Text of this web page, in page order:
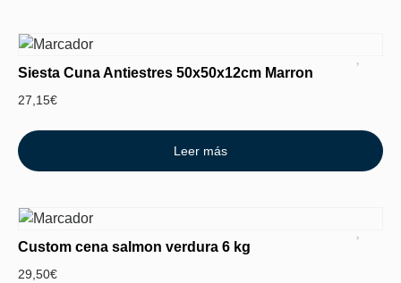
Siesta Cuna Antiestres 50x50x12cm Marron
27,15€
Leer más
Custom cena salmon verdura 6 kg
29,50€